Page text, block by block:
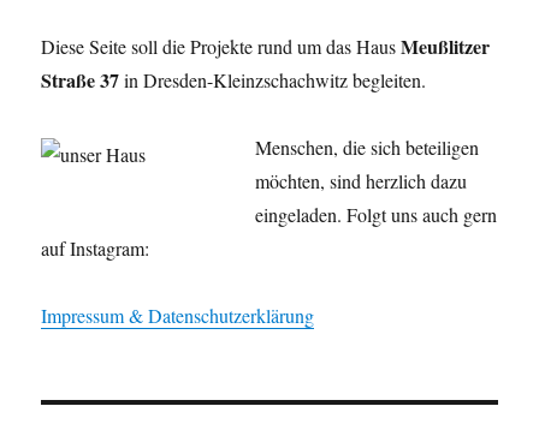
Diese Seite soll die Projekte rund um das HausMeußlitzer
Straße 37in Dresden-Kleinzschachwitz begleiten.
Menschen, die sich beteiligen
möchten, sind herzlich dazu
eingeladen. Folgt uns auch gern
auf Instagram:
Impressum & Datenschutzerklärung